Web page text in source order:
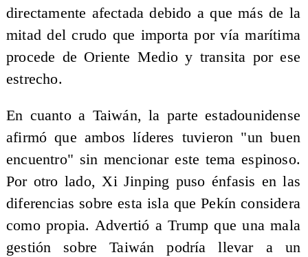
directamente afectada debido a que más de la
mitad del crudo que importa por vía marítima
procede de Oriente Medio y transita por ese
estrecho.
En cuanto a Taiwán, la parte estadounidense
afirmó que ambos líderes tuvieron "un buen
encuentro" sin mencionar este tema espinoso.
Por otro lado, Xi Jinping puso énfasis en las
diferencias sobre esta isla que Pekín considera
como propia. Advertió a Trump que una mala
gestión sobre Taiwán podría llevar a un